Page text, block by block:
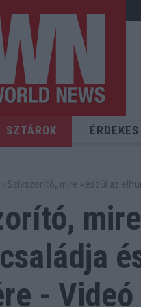
SZTÁROK ÉRDEKES
» Szívszorító, mire készül az
- Videó